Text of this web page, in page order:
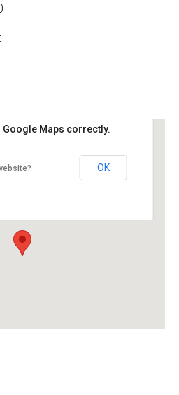
Google Maps correctly.
OK